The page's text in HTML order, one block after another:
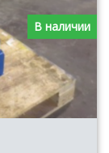
В наличии